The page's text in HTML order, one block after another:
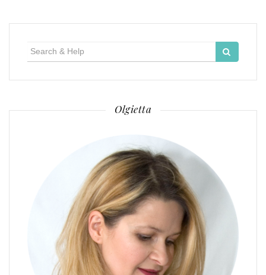
Olgietta